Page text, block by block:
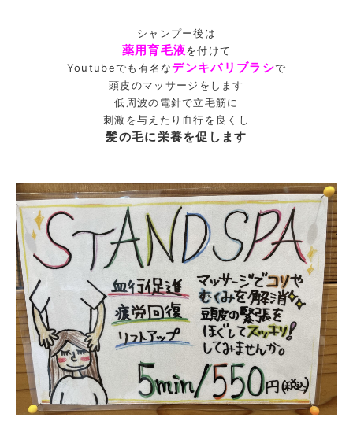
シャンプー後は
薬用育毛液を付けて
Youtubeでも有名なデンキバリブラシで
頭皮のマッサージをします
低周波の電針で立毛筋に
刺激を与えたり血行を良くし
髪の毛に栄養を促します